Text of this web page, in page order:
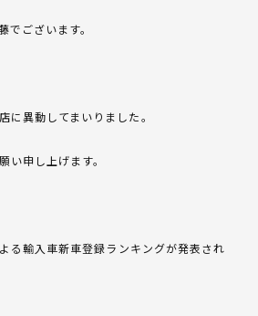
でございます。
に異動してまいりました。
い申し上げます。
る輸入車新車登録ランキングが発表され